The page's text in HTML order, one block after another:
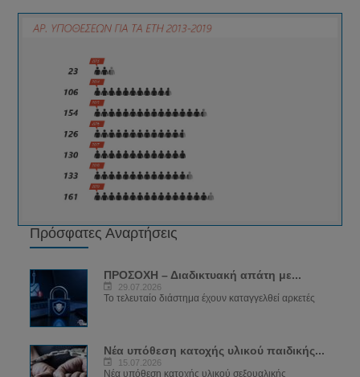
Πρόσφατες Αναρτήσεις
ΠΡΟΣΟΧΗ – Διαδικτυακή απάτη με...
29.07.2026
Το τελευταίο διάστημα έχουν καταγγελθεί αρκετές
Νέα υπόθεση κατοχής υλικού παιδικής...
15.07.2026
Νέα υπόθεση κατοχής υλικού σεξουαλικής